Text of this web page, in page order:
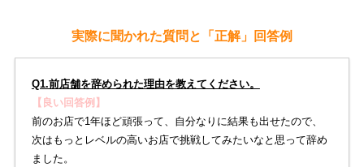
実際に聞かれた質問と「正解」回答例
Q1.前店舗を辞められた理由を教えてください。
【良い回答例】
前のお店で1年ほど頑張って、自分なりに結果も出せたので、
次はもっとレベルの高いお店で挑戦してみたいなと思って辞め
ました。